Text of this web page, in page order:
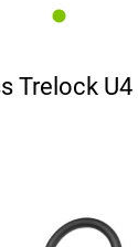
Trelock U4